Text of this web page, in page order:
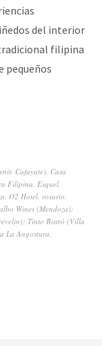
del interior
filipina
pequeños
, Cafayate), Casa
Filipina, Esquel,
, O2 Hotel, rosario,
Wines (Mendoza);
Tinto Bistró (Villa
La Angostura,